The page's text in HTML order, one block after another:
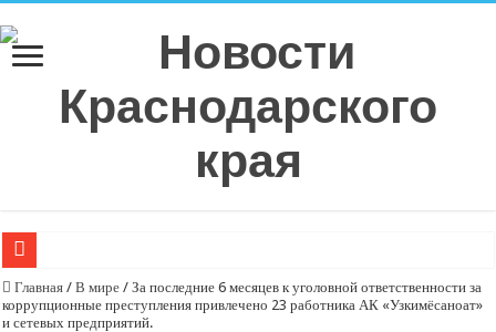
Плюс 6 процентных пунктов к аккуратности: РСА назвал регионы с самой
РСА: средняя выплата по ОСАГО в Санкт-Петербурге в 2026 году показала
Главная / В мире / За последние 6 месяцев к уголовной ответственности за
коррупционные преступления привлечено 23 работника АК «Узкимёсаноат»
и сетевых предприятий.